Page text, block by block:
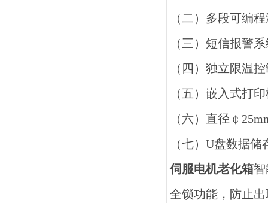
（二）多段可编
（三）短信报警
（四）独立限温
（五）嵌入式打
（六）直径￠
（七） U盘数据储
伺服电机老化箱
全锁功能，防止